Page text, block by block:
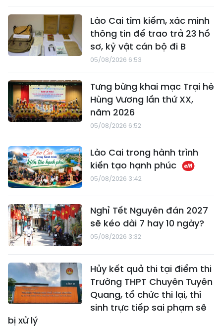
Lào Cai tìm kiếm, xác minh
thông tin để trao trả 23 hồ
sơ, kỷ vật cán bộ đi B
05/08/2026 6:53
Tưng bừng khai mạc Trại hè
Hùng Vương lần thứ XX,
năm 2026
05/08/2026 6:52
Lào Cai trong hành trình
kiến tạo hạnh phúc
05/08/2026 3:42
Nghỉ Tết Nguyên đán 2027
sẽ kéo dài 7 hay 10 ngày?
05/08/2026 3:32
Hủy kết quả thi tại điểm thi
Trường THPT Chuyên Tuyên
Quang, tổ chức thi lại, thí
sinh trực tiếp sai phạm sẽ
bị xử lý